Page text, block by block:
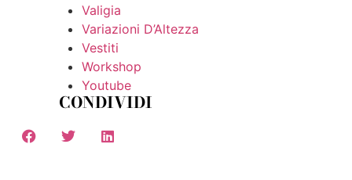
Valigia
Variazioni D’Altezza
Vestiti
Workshop
Youtube
CONDIVIDI